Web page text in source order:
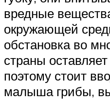
вредные
окружающей
обстановка во
страны
поэтому стоит
малыша грибы,